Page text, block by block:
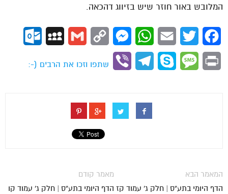
המלובש באור חוזר שיש בזיווג דהכאה.
Facebook
Twitter
Email
WhatsApp
Messenger
Copy
Gmail
MySpace
Print
Message
Skype
Telegram
Viber
שתפו וזכו את הרבים (-:
מאמר קודם
הדף היומי בתע"ס | חלק ג' עמוד קו
המאמר הבא
הדף היומי בתע"ס | חלק ג' עמוד קז